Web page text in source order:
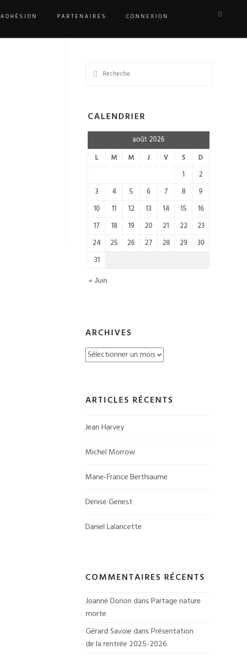
ADHÉSION PARTENAIRES CONNEXION
CALENDRIER
août 2026
L
M M J V S
D
1
2
3
4 5 6 7 8
9
10
11 12 13 14 15
16
17
18 19 20 21 22
23
24
25 26 27 28 29
30
31
« Juin
ARCHIVES
Archives
ARTICLES RÉCENTS
Jean Harvey
Michel Morrow
Marie-France Berthiaume
Denise Genest
Daniel Lalancette
COMMENTAIRES RÉCENTS
Joanne Dorion dans Partage nature
morte
Gérard Savoie dans Présentation
de la rentrée 2025-2026